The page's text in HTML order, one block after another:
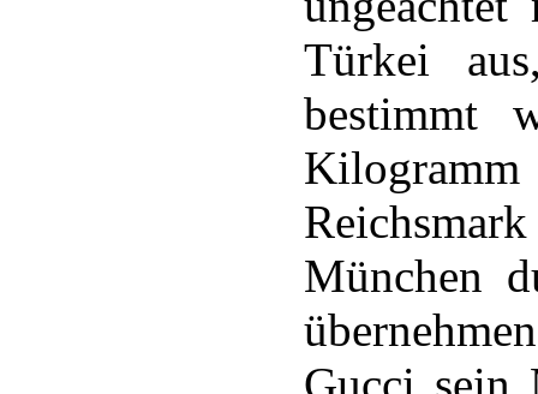
Türkei
bestimmt
München
Gucci sein